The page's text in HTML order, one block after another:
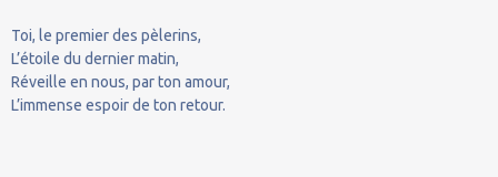
Toi, le premier des pèlerins,
L’étoile du dernier matin,
Réveille en nous, par ton amour,
L’immense espoir de ton retour.